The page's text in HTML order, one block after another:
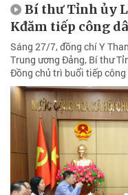
Bí thư Tỉnh ủy
Kđăm tiếp công
Sáng 27/7, đồng chí Y
Trung ương Đảng, Bí thư
Đồng chủ trì buổi tiếp